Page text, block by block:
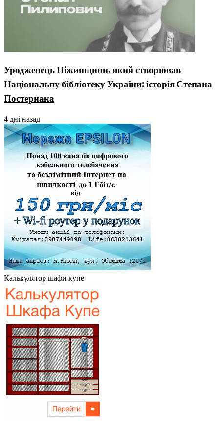
Уродженець Ніжинщини, який створював
Національну бібліотеку України: історія Степана
Постернака
4 дні назад
Калькулятор шафи купе